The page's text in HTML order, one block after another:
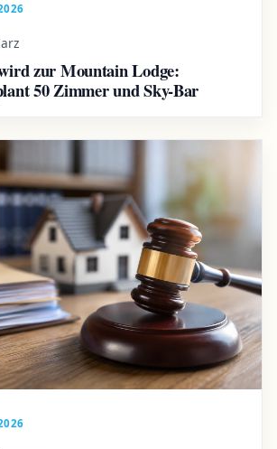
zur Mountain Lodge:
50 Zimmer und Sky-Bar